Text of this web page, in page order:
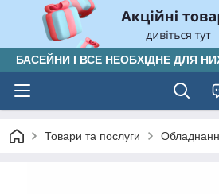
БАСЕЙНИ І ВСЕ НЕОБХІДНЕ ДЛЯ
Товари та послуги